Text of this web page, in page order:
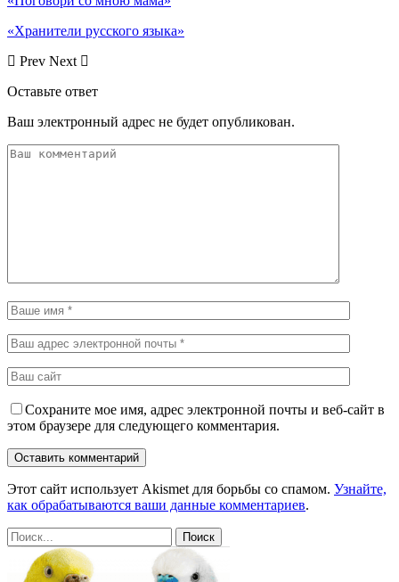
«Хранители русского языка»
Prev Next
Оставьте ответ
Ваш электронный адрес не будет опубликован.
Сохраните мое имя, адрес электронной почты и веб-сайт в
этом браузере для следующего комментария.
Этот сайт использует Akismet для борьбы со спамом. Узнайте,
как обрабатываются ваши данные комментариев.